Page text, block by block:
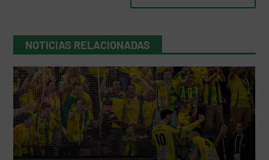
NOTICIAS RELACIONADAS